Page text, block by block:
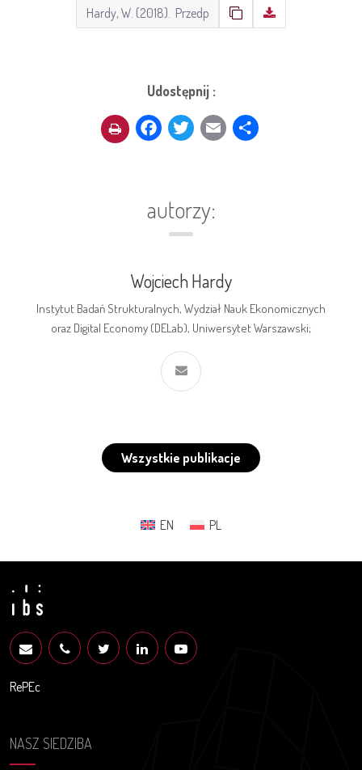
Udostępnij :
Facebook
Twitter
Email
autorzy:
Wojciech Hardy
Instytut Badań Strukturalnych, Wydział Nauk Ekonomicznych
oraz Digital Economy (DELab), Uniwersytet Warszawski;
Wszystkie publikacje
EN PL
RePEc
NASZ SIEDZIBA